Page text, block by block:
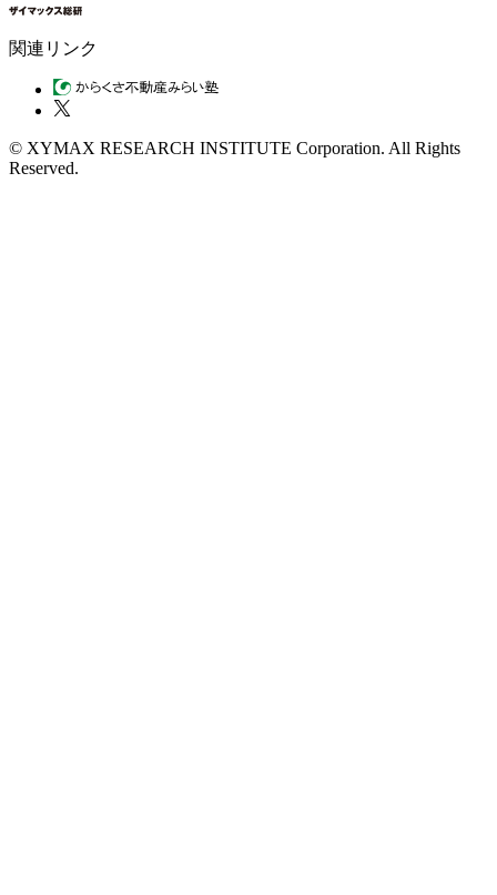
関連リンク
© XYMAX RESEARCH INSTITUTE Corporation. All Rights
Reserved.